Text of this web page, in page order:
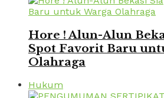
Hore ! Alun-Alun
Spot Favorit Baru
Olahraga
Hukum